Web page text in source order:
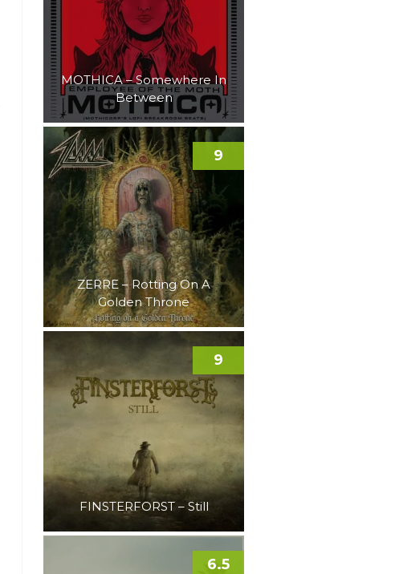
MOTHICA – Somewhere In
Between
ZERRE – Rotting On A
Golden Throne
9
FINSTERFORST – Still
9
6.5